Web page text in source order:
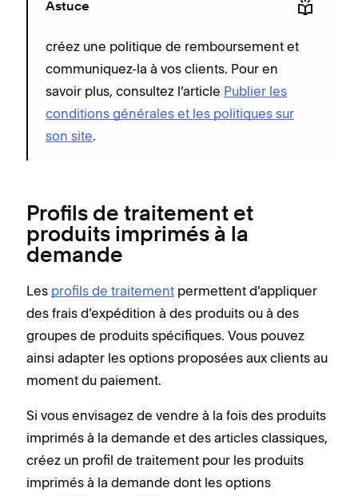
Astuce
créez une politique de remboursement et
communiquez-la à vos clients. Pour en
savoir plus, consultez l’article Publier les
conditions générales et les politiques sur
son site.
Profils de traitement et
produits imprimés à la
demande
Les profils de traitement permettent d’appliquer
des frais d’expédition à des produits ou à des
groupes de produits spécifiques. Vous pouvez
ainsi adapter les options proposées aux clients au
moment du paiement.
Si vous envisagez de vendre à la fois des produits
imprimés à la demande et des articles classiques,
créez un profil de traitement pour les produits
imprimés à la demande dont les options